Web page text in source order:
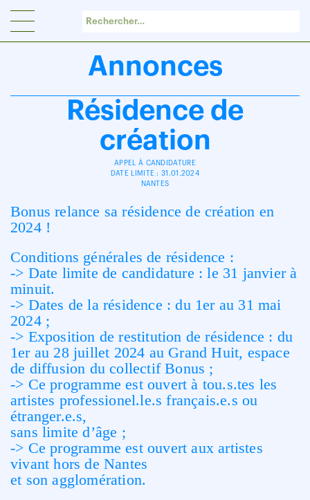
Annonces
Résidence de
création
APPEL À CANDIDATURE
DATE LIMITE : 31.01.2024
NANTES
Bonus relance sa résidence de création en
2024 !
Conditions générales de résidence :
-> Date limite de candidature : le 31 janvier à
minuit.
-> Dates de la résidence : du 1er au 31 mai
2024 ;
-> Exposition de restitution de résidence : du
1er au 28 juillet 2024 au Grand Huit, espace
de diffusion du collectif Bonus ;
-> Ce programme est ouvert à tou.s.tes les
artistes professionel.le.s français.e.s ou
étranger.e.s,
sans limite d’âge ;
-> Ce programme est ouvert aux artistes
vivant hors de Nantes
et son agglomération.